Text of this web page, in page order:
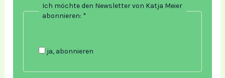
Ich möchte den Newsletter von Katja Meier
abonnieren: *
ja, abonnieren